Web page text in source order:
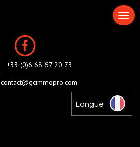
+33 (0)6 68 67 20 73
contact@gcimmopro.com
Langue